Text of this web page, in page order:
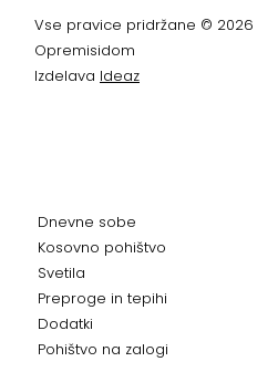
Vse pravice pridržane © 2026
Opremisidom
Izdelava Ideaz
Dnevne sobe
Kosovno pohištvo
Svetila
Preproge in tepihi
Dodatki
Pohištvo na zalogi